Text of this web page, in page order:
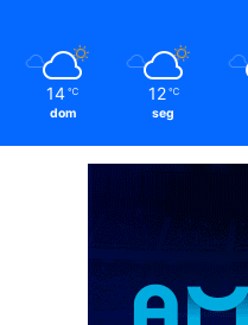
14 ℃
dom
12 ℃
seg